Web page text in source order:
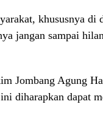
khususnya di
jangan sampai
Jombang Agung
diharapkan dapat